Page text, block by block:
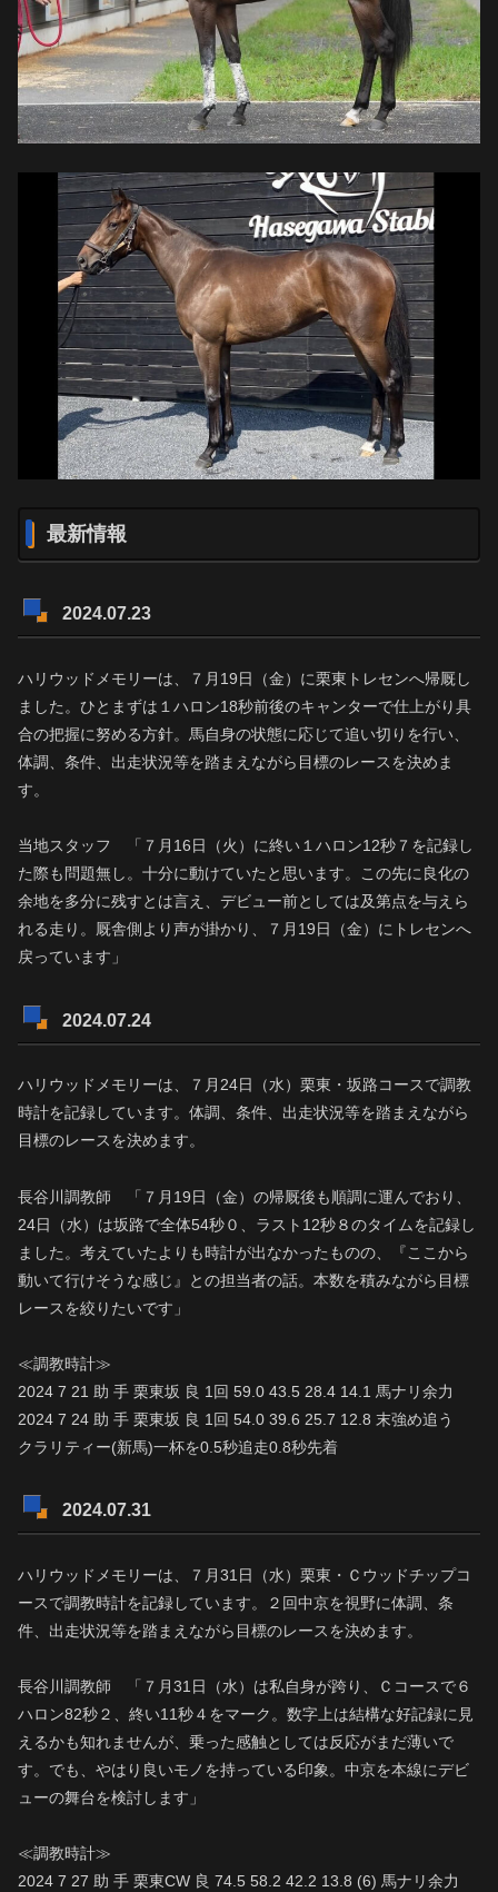
最新情報
2024.07.23
ハリウッドメモリーは、７月19日（金）に栗東トレセンへ帰厩し
ました。ひとまずは１ハロン18秒前後のキャンターで仕上がり具
合の把握に努める方針。馬自身の状態に応じて追い切りを行い、
体調、条件、出走状況等を踏まえながら目標のレースを決めま
す。
当地スタッフ 「７月16日（火）に終い１ハロン12秒７を記録し
た際も問題無し。十分に動けていたと思います。この先に良化の
余地を多分に残すとは言え、デビュー前としては及第点を与えら
れる走り。厩舎側より声が掛かり、７月19日（金）にトレセンへ
戻っています」
2024.07.24
ハリウッドメモリーは、７月24日（水）栗東・坂路コースで調教
時計を記録しています。体調、条件、出走状況等を踏まえながら
目標のレースを決めます。
長谷川調教師 「７月19日（金）の帰厩後も順調に運んでおり、
24日（水）は坂路で全体54秒０、ラスト12秒８のタイムを記録し
ました。考えていたよりも時計が出なかったものの、『ここから
動いて行けそうな感じ』との担当者の話。本数を積みながら目標
レースを絞りたいです」
≪調教時計≫
2024 7 21 助 手 栗東坂 良 1回 59.0 43.5 28.4 14.1 馬ナリ余力
2024 7 24 助 手 栗東坂 良 1回 54.0 39.6 25.7 12.8 末強め追う
クラリティー(新馬)一杯を0.5秒追走0.8秒先着
2024.07.31
ハリウッドメモリーは、７月31日（水）栗東・Ｃウッドチップコ
ースで調教時計を記録しています。２回中京を視野に体調、条
件、出走状況等を踏まえながら目標のレースを決めます。
長谷川調教師 「７月31日（水）は私自身が跨り、Ｃコースで６
ハロン82秒２、終い11秒４をマーク。数字上は結構な好記録に見
えるかも知れませんが、乗った感触としては反応がまだ薄いで
す。でも、やはり良いモノを持っている印象。中京を本線にデビ
ューの舞台を検討します」
≪調教時計≫
2024 7 27 助 手 栗東CW 良 74.5 58.2 42.2 13.8 (6) 馬ナリ余力